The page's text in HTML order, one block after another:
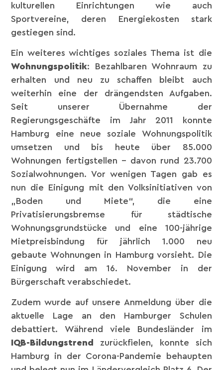
kulturellen Einrichtungen wie auch
Sportvereine, deren Energiekosten stark
gestiegen sind.
Ein weiteres wichtiges soziales Thema ist die
Wohnungspolitik: Bezahlbaren Wohnraum zu
erhalten und neu zu schaffen bleibt auch
weiterhin eine der drängendsten Aufgaben.
Seit unserer Übernahme der
Regierungsgeschäfte im Jahr 2011 konnte
Hamburg eine neue soziale Wohnungspolitik
umsetzen und bis heute über 85.000
Wohnungen fertigstellen – davon rund 23.700
Sozialwohnungen. Vor wenigen Tagen gab es
nun die Einigung mit den Volksinitiativen von
„Boden und Miete“, die eine
Privatisierungsbremse für städtische
Wohnungsgrundstücke und eine 100-jährige
Mietpreisbindung für jährlich 1.000 neu
gebaute Wohnungen in Hamburg vorsieht. Die
Einigung wird am 16. November in der
Bürgerschaft verabschiedet.
Zudem wurde auf unsere Anmeldung über die
aktuelle Lage an den Hamburger Schulen
debattiert. Während viele Bundesländer im
IQB-Bildungstrend
zurückfielen, konnte sich
Hamburg in der Corona-Pandemie behaupten